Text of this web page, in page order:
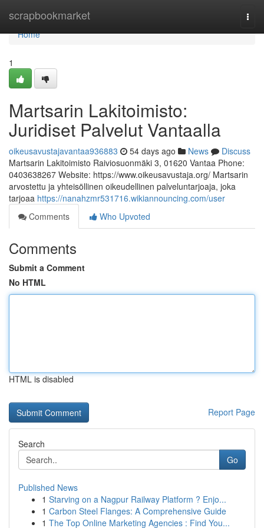
scrapbookmarket
Home
Home
1
Martsarin Lakitoimisto:
Juridiset Palvelut Vantaalla
oikeusavustajavantaa936883 54 days ago News
Discuss
Martsarin Lakitoimisto Raiviosuonmäki 3, 01620 Vantaa Phone:
0403638267 Website: https://www.oikeusavustaja.org/ Martsarin
arvostettu ja yhteisöllinen oikeudellinen palveluntarjoaja, joka
tarjoaa https://nanahzmr531716.wikiannouncing.com/user
Comments
Who Upvoted
Comments
Submit a Comment
No HTML
HTML is disabled
Report Page
Search
Go
Published News
1 Starving on a Nagpur Railway Platform ? Enjo...
1 Carbon Steel Flanges: A Comprehensive Guide
1 The Top Online Marketing Agencies : Find You...